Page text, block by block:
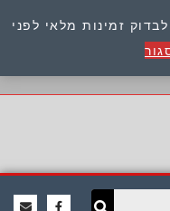
זמינות מלאי לפני
כתובת : היוזמים 9 אור יהודה שירות לקוחות 054-